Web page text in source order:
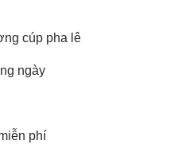
cúp pha lê
ngày
phí